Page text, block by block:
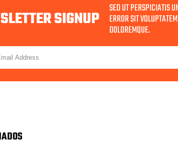
SIGNUP SED UT PERSPICIATIS
ERROR SIT
DOLOREMQUE.